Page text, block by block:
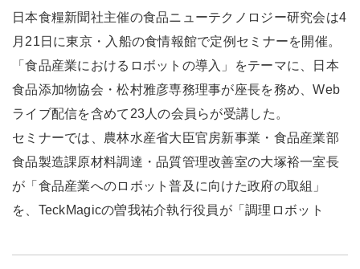
日本食糧新聞社主催の食品ニューテクノロジー研究会は4
月21日に東京・入船の食情報館で定例セミナーを開催。
「食品産業におけるロボットの導入」をテーマに、日本
食品添加物協会・松村雅彦専務理事が座長を務め、Web
ライブ配信を含めて23人の会員らが受講した。
セミナーでは、農林水産省大臣官房新事業・食品産業部
食品製造課原材料調達・品質管理改善室の大塚裕一室長
が「食品産業へのロボット普及に向けた政府の取組」
を、TeckMagicの曽我祐介執行役員が「調理ロボット